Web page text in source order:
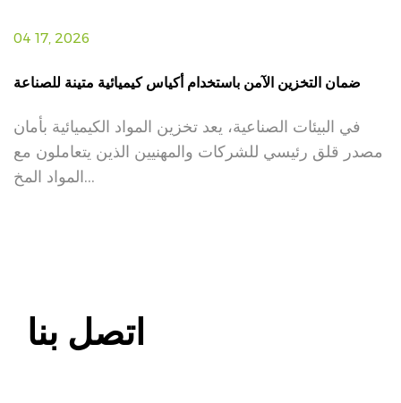
04 17, 2026
ضمان التخزين الآمن باستخدام أكياس كيميائية متينة للصناعة
في البيئات الصناعية، يعد تخزين المواد الكيميائية بأمان
مصدر قلق رئيسي للشركات والمهنيين الذين يتعاملون مع
المواد المخ...
اتصل بنا